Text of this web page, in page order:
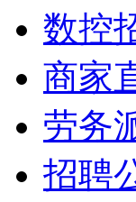
数控
商家
劳务
招聘